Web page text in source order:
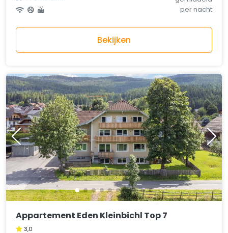
per nacht
Bekijken
Appartement Eden Kleinbichl Top 7
3,0